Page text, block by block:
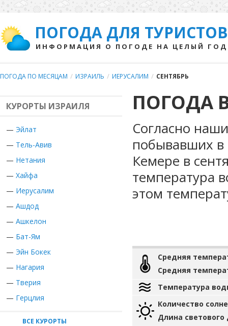
ПОГОДА ДЛЯ ТУРИСТОВ
ИНФОРМАЦИЯ О ПОГОДЕ НА ЦЕЛЫЙ ГОД
ПОГОДА ПО МЕСЯЦАМ / ИЗРАИЛЬ / ИЕРУСАЛИМ / СЕНТЯБРЬ
КУРОРТЫ ИЗРАИЛЯ
— Эйлат
— Тель-Авив
— Нетания
— Хайфа
— Иерусалим
— Ашдод
— Ашкелон
— Бат-Ям
— Эйн Бокек
— Нагария
— Тверия
— Герцлия
ВСЕ КУРОРТЫ
ПОГОДА
Согласно
побывавших в
Кемере в
температура
этом
Средняя
Средняя
Температура
Количество
Длина светового